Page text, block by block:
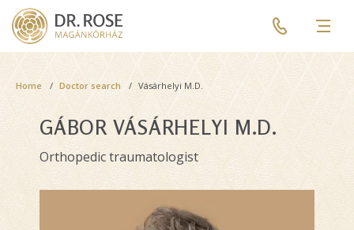
Skip
main
Pre
header
menu
Breadcrumb
Home Doctor search Vásárhelyi M.D.
GÁBOR VÁSÁRHELYI M.D.
Orthopedic traumatologist